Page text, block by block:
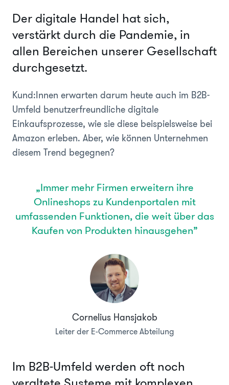
Der digitale Handel hat sich,
verstärkt durch die Pandemie, in
allen Bereichen unserer Gesellschaft
durchgesetzt.
Kund:Innen erwarten darum heute auch im B2B-
Umfeld benutzerfreundliche digitale
Einkaufsprozesse, wie sie diese beispielsweise bei
Amazon erleben. Aber, wie können Unternehmen
diesem Trend begegnen?
„Immer mehr Firmen erweitern ihre
Onlineshops zu Kundenportalen mit
umfassenden Funktionen, die weit über das
Kaufen von Produkten hinausgehen”
Cornelius Hansjakob
Leiter der E-Commerce Abteilung
Im B2B-Umfeld werden oft noch